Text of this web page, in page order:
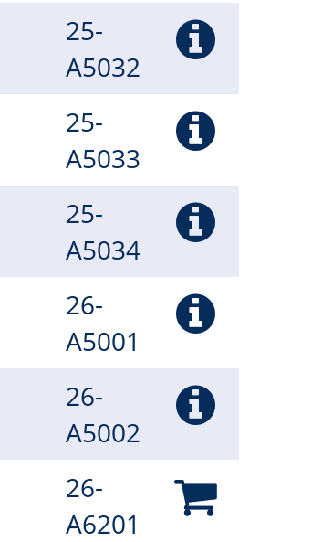
25-
A5032
25-
A5033
25-
A5034
26-
A5001
26-
A5002
26-
A6201